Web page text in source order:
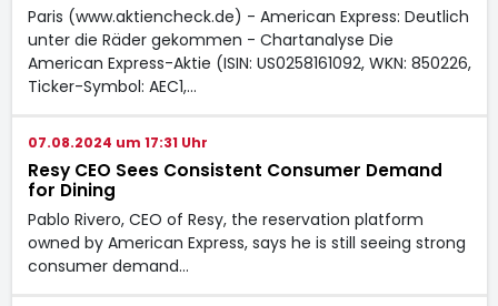
Paris (www.aktiencheck.de) - American Express: Deutlich
unter die Räder gekommen - Chartanalyse Die
American Express-Aktie (ISIN: US0258161092, WKN: 850226,
Ticker-Symbol: AEC1,…
07.08.2024 um 17:31 Uhr
Resy CEO Sees Consistent Consumer Demand
for Dining
Pablo Rivero, CEO of Resy, the reservation platform
owned by American Express, says he is still seeing strong
consumer demand…